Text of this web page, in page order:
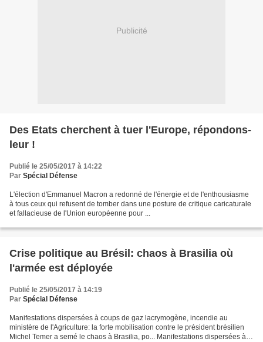
Publicité
Des Etats cherchent à tuer l'Europe, répondons-
leur !
Publié le 25/05/2017 à 14:22
Par Spécial Défense
L'élection d'Emmanuel Macron a redonné de l'énergie et de l'enthousiasme
à tous ceux qui refusent de tomber dans une posture de critique caricaturale
et fallacieuse de l'Union européenne pour ...
Crise politique au Brésil: chaos à Brasilia où
l'armée est déployée
Publié le 25/05/2017 à 14:19
Par Spécial Défense
Manifestations dispersées à coups de gaz lacrymogène, incendie au
ministère de l'Agriculture: la forte mobilisation contre le président brésilien
Michel Temer a semé le chaos à Brasilia, po... Manifestations dispersées à